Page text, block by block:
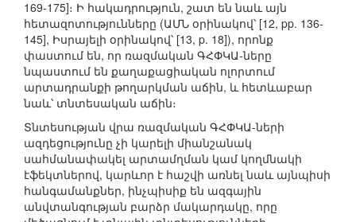
169-175]։ Ի հակադրություն, շատ են նաև այն
հետազոտությունները (ԱՄՆ օրինակով՝ [12, pp. 136-
145], Իսրայելի օրինակով՝ [13, p. 18]), որոնք
փաստում են, որ ռազմական ԳՀՓԿԱ-ները
նպաստում են քաղաքացիական ոլորտում
արտադրանքի թողարկման աճին, և հետևաբար
նաև՝ տնտեսական աճին։
Տնտեսության վրա ռազմական ԳՀՓԿԱ-ների
ազդեցությունը չի կարելի միանշանակ
սահմանափակել արտամղման կամ կողմնակի
էֆեկտներով, կարևոր է հաշվի առնել նաև այնպիսի
հանգամանքներ, ինչպիսիք են ազգային
անվտանգության բարձր մակարդակը, որը